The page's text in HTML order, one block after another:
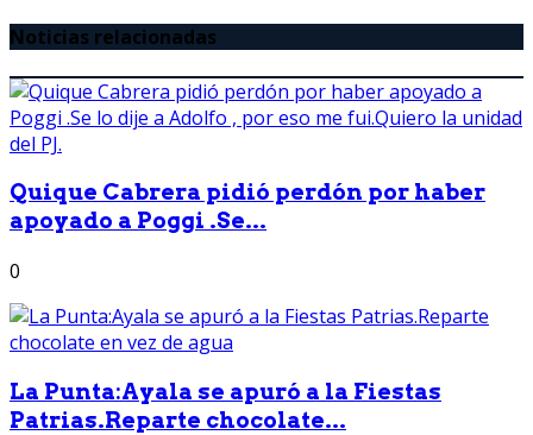
Noticias relacionadas
Quique Cabrera pidió perdón por haber
apoyado a Poggi .Se...
0
La Punta:Ayala se apuró a la Fiestas
Patrias.Reparte chocolate...